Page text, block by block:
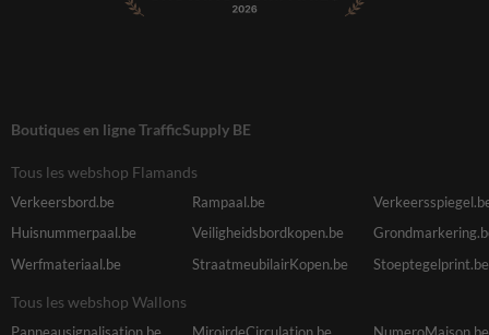
Boutiques en ligne TrafficSupply BE
Tous les webshop Flamands
Verkeersbord.be Rampaal.be
Huisnummerpaal.be
Veiligheidsbordkopen.be
Werfmateriaal.be
StraatmeubilairKopen.be Stoeptegelprint.be
Tous les webshop Wallons
Panneausignalisation.be MiroirdeCirculation.be NumeroMaison.be